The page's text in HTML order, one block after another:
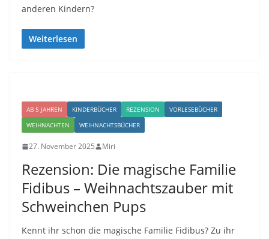
anderen Kindern?
Weiterlesen
AB 5 JAHREN KINDERBÜCHER REZENSION
VORLESEBÜCHER
WEIHNACHTEN
WEIHNACHTSBÜCHER
27. November 2025 Miri
Rezension: Die magische Familie
Fidibus – Weihnachtszauber mit
Schweinchen Pups
Kennt ihr schon die magische Familie Fidibus? Zu ihr